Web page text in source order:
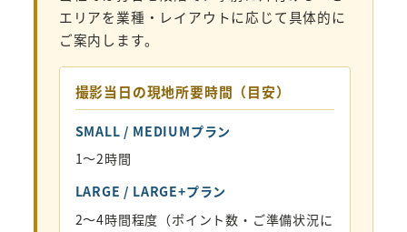
エリアを業種・レイアウトに応じて具体的に
ご案内します。
撮影当日の現地所要時間（目安）
SMALL / MEDIUMプラン
1〜2時間
LARGE / LARGE+プラン
2〜4時間程度（ポイント数・ご準備状況に